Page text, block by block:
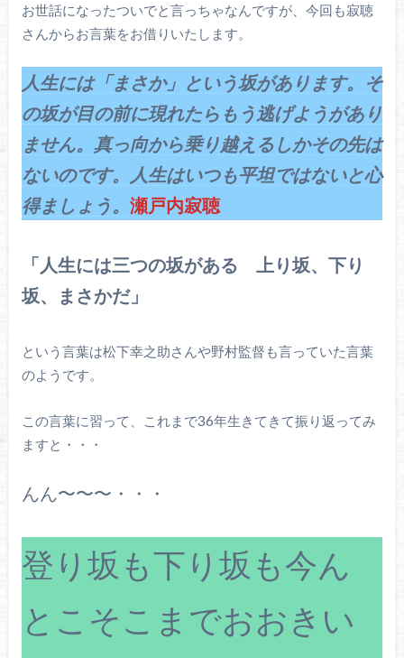
お世話になったついでと言っちゃなんですが、今回も寂聴
さんからお言葉をお借りいたします。
人生には「まさか」という坂があります。そ
の坂が目の前に現れたらもう逃げようがあり
ません。真っ向から乗り越えるしかその先は
ないのです。人生はいつも平坦ではないと心
得ましょう。 瀬戸内寂聴
「人生には三つの坂がある 上り坂、下り
坂、まさかだ」
という言葉は松下幸之助さんや野村監督も言っていた言葉
のようです。
この言葉に習って、これまで36年生きてきて振り返ってみ
ますと・・・
んん〜〜〜・・・
登り坂も下り坂も今ん
とこそこまでおおきい